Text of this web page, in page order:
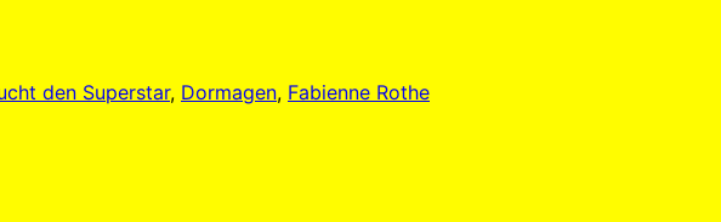
den Superstar, Dormagen, Fabienne Rothe